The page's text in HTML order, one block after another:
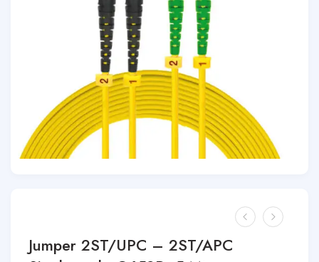
Jumper 2ST/UPC – 2ST/APC